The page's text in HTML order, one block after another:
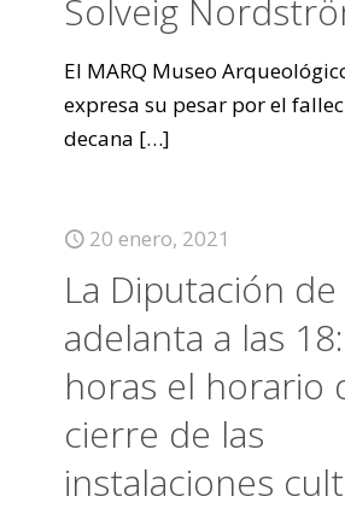
Solveig
El MARQ Museo
expresa su pesar por el
decana […]
20 enero, 2021
La Diputación
adelanta a las
horas el horario
cierre de las
instalaciones